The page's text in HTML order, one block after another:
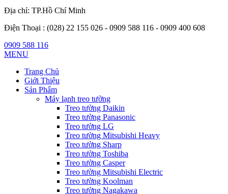
Địa chỉ: TP.Hồ Chí Minh
Điện Thoại : (028) 22 155 026 - 0909 588 116 - 0909 400 608
0909 588 116
MENU
Trang Chủ
Giới Thiệu
Sản Phẩm
Máy lạnh treo tường
Treo tường Daikin
Treo tường Panasonic
Treo tường LG
Treo tường Mitsubishi Heavy
Treo tường Sharp
Treo tường Toshiba
Treo tường Casper
Treo tường Mitsubishi Electric
Treo tường Koolman
Treo tường Nagakawa